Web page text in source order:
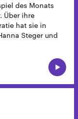
des Monats
Über ihre
hat sie in
Steger und